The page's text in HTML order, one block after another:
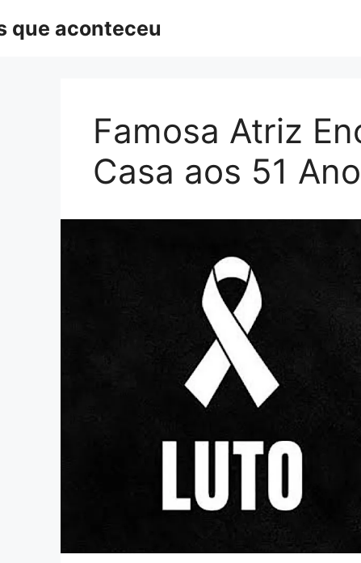
que aconteceu
Famosa Atriz
Casa aos 51